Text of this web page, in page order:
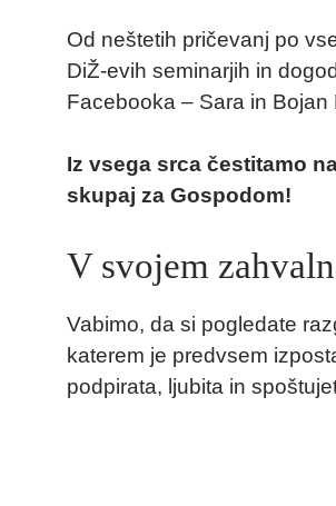
Od neštetih pričevanj po
DiŽ-evih seminarjih in
Facebooka – Sara in
Iz vsega srca čestitamo
skupaj za Gospodom!
V svojem
Vabimo, da si pogledate
katerem je predvsem
podpirata, ljubita in